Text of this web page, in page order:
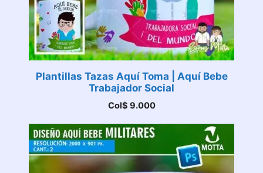
Plantillas Tazas Aquí Toma | Aquí Bebe
Trabajador Social
Col$ 9.000